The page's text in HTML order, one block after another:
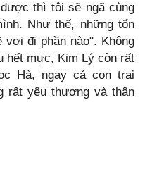
thì tôi sẽ ngã cùng
Như thế, những tổn
đi phần nào". Không
hết mực, Kim Lý còn rất
Hà, ngay cả con trai
rất yêu thương và thân